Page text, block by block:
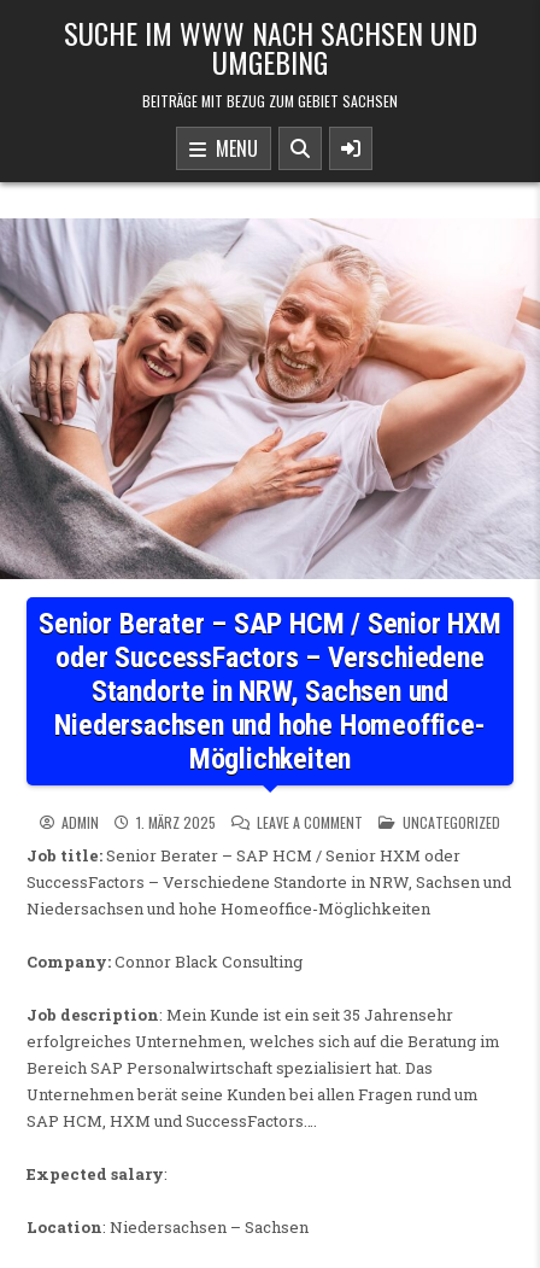
SUCHE IM WWW NACH SACHSEN UND
UMGEBING
BEITRÄGE MIT BEZUG ZUM GEBIET SACHSEN
MENU
Senior Berater – SAP HCM / Senior HXM
oder SuccessFactors – Verschiedene
Standorte in NRW, Sachsen und
Niedersachsen und hohe Homeoffice-
Möglichkeiten
ADMIN 1. MÄRZ 2025 LEAVE A COMMENT ON SENIOR BERATER – SAP
POSTED IN
UNCATEGORIZED
Job title:Senior Berater – SAP HCM / Senior HXM oder
SuccessFactors – Verschiedene Standorte in NRW, Sachsen und
Niedersachsen und hohe Homeoffice-Möglichkeiten
Company:Connor Black Consulting
Job description: Mein Kunde ist ein seit 35 Jahrensehr
erfolgreiches Unternehmen, welches sich auf die Beratung im
Bereich SAP Personalwirtschaft spezialisiert hat. Das
Unternehmen berät seine Kunden bei allen Fragen rund um
SAP HCM, HXM und SuccessFactors….
Expected salary:
Location: Niedersachsen – Sachsen